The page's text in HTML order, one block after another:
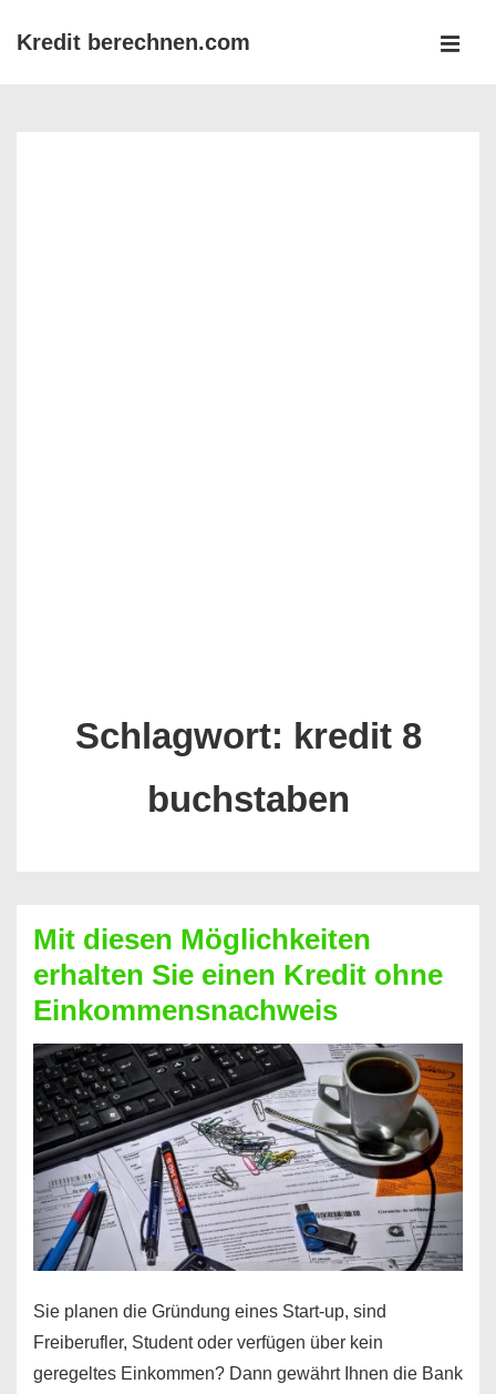
ZumKredit berechnen.com
Schlagwort: kredit 8
buchstaben
Mit diesen Möglichkeiten
erhalten Sie einen Kredit ohne
Einkommensnachweis
Sie planen die Gründung eines Start-up, sind
Freiberufler, Student oder verfügen über kein
geregeltes Einkommen? Dann gewährt Ihnen die Bank